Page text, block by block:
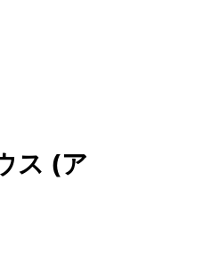
ス (ア